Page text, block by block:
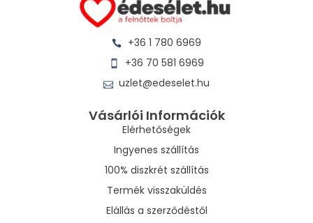
+36 1 780 6969
+36 70 581 6969
uzlet@edeselet.hu
Vásárlói Információk
Elérhetőségek
Ingyenes szállítás
100% diszkrét szállítás
Termék visszaküldés
Elállás a szerződéstől